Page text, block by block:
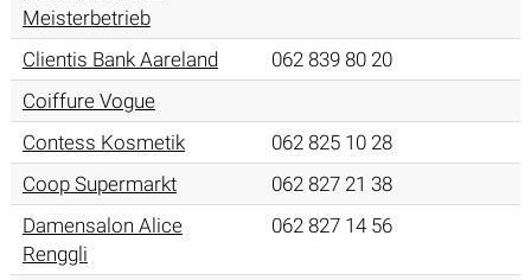
Meisterbetrieb
Clientis Bank Aareland
062 839 80 20
Coiffure Vogue
Contess Kosmetik
062 825 10 28
Coop Supermarkt
062 827 21 38
Damensalon Alice
Renggli
062 827 14 56